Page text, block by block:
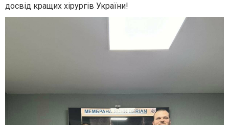
досвід кращих хірургів України!